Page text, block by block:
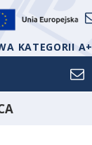
KATEGORII A+